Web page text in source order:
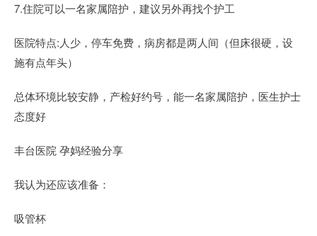
7.住院可以一名家属陪护，建议另外再找个护工
医院特点:人少，停车免费，病房都是两人间（但床很硬，设
施有点年头）
总体环境比较安静，产检好约号，能一名家属陪护，医生护士
态度好
丰台医院 孕妈经验分享
我认为还应该准备：
吸管杯